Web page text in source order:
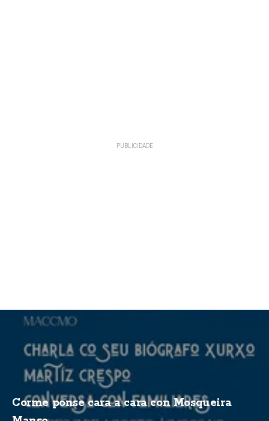
Corme ponse cara a cara con Mosqueira